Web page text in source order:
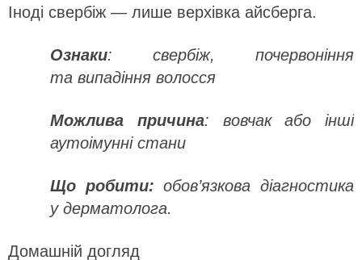
Іноді свербіж — лише верхівка айсберга.
Ознаки: свербіж, почервоніння
та випадіння волосся
Можлива причина: вовчак або інші
аутоімунні стани
Що робити: обов’язкова діагностика
у дерматолога.
Домашній догляд